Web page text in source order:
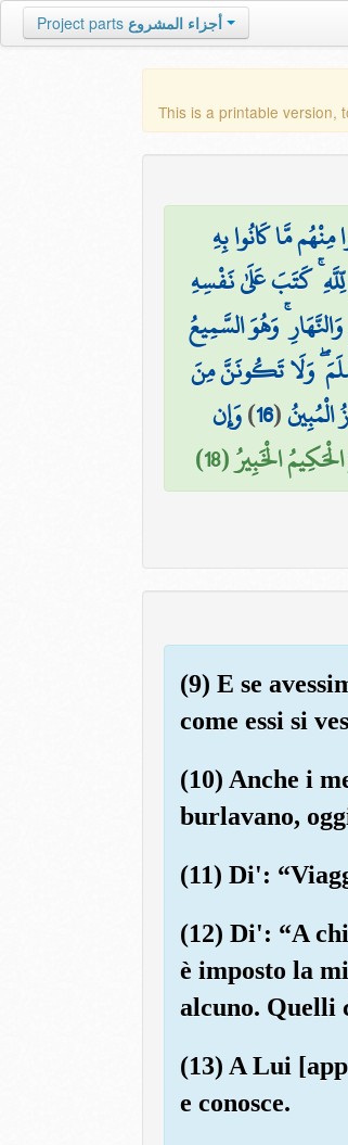
Project parts أجزاء المشروع
This is a printable version,
مَّا كَانُوا بِهِ
كَتَبَ عَلَىٰ نَفْسِهِ
وَهُوَ السَّمِيعُ
وَلَا تَكُونَنَّ مِنَ
(
16
)وَإِن
الْخَبِيرُ (18)
(9) E se
come essi si
(10) Anche i
burlavano,
(11) Di':
(12) Di': “A
è imposto la
alcuno. Quelli
(13) A Lui
e conosce.